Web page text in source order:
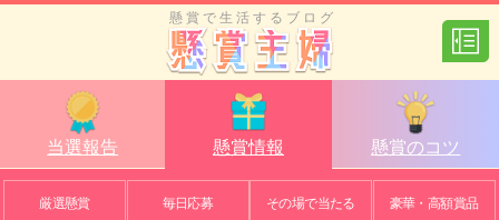
懸賞で生活するブログ
当選報告 懸賞情報 懸賞のコツ
厳選懸賞 毎日応募 その場で当たる 豪華・高額賞品